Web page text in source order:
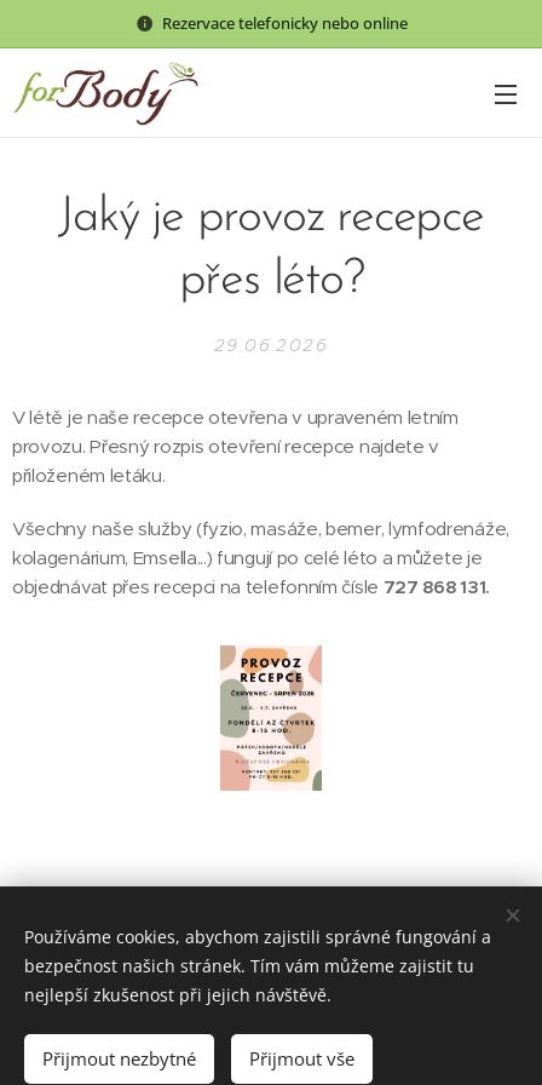
Rezervace telefonicky nebo online
Jaký je provoz recepce
přes léto?
29.06.2026
V létě je naše recepce otevřena v upraveném letním
provozu. Přesný rozpis otevření recepce najdete v
přiloženém letáku.
Všechny naše služby (fyzio, masáže, bemer, lymfodrenáže,
kolagenárium, Emsella...) fungují po celé léto a můžete je
objednávat přes recepci na telefonním čísle 727 868 131.
© 2025 Centrum pohybu a zdraví, Sedláčkova 472/6, Písek, 397 01
Ochrana osobních údajů
Cookies
Používáme cookies, abychom zajistili správné fungování a
bezpečnost našich stránek. Tím vám můžeme zajistit tu
nejlepší zkušenost při jejich návštěvě.
Přijmout nezbytné Přijmout vše